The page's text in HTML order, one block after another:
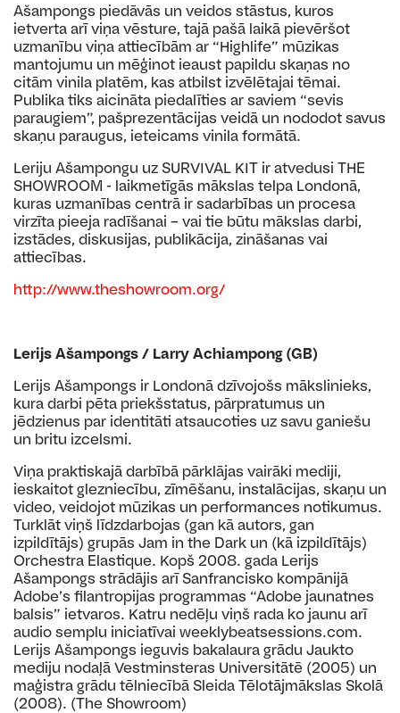
Ašampongs piedāvās un veidos stāstus, kuros
ietverta arī viņa vēsture, tajā pašā laikā pievēršot
uzmanību viņa attiecībām ar “Highlife” mūzikas
mantojumu un mēģinot ieaust papildu skaņas no
citām vinila platēm, kas atbilst izvēlētajai tēmai.
Publika tiks aicināta piedalīties ar saviem “sevis
paraugiem”, pašprezentācijas veidā un nododot savus
skaņu paraugus, ieteicams vinila formātā.
Leriju Ašampongu uz SURVIVAL KIT ir atvedusi THE
SHOWROOM - laikmetīgās mākslas telpa Londonā,
kuras uzmanības centrā ir sadarbības un procesa
virzīta pieeja radīšanai – vai tie būtu mākslas darbi,
izstādes, diskusijas, publikācija, zināšanas vai
attiecības.
http://www.theshowroom.org/
Lerijs Ašampongs / Larry Achiampong (GB)
Lerijs Ašampongs ir Londonā dzīvojošs mākslinieks,
kura darbi pēta priekšstatus, pārpratumus un
jēdzienus par identitāti atsaucoties uz savu ganiešu
un britu izcelsmi.
Viņa praktiskajā darbībā pārklājas vairāki mediji,
ieskaitot glezniecību, zīmēšanu, instalācijas, skaņu un
video, veidojot mūzikas un performances notikumus.
Turklāt viņš līdzdarbojas (gan kā autors, gan
izpildītājs) grupās Jam in the Dark un (kā izpildītājs)
Orchestra Elastique. Kopš 2008. gada Lerijs
Ašampongs strādājis arī Sanfrancisko kompānijā
Adobe’s filantropijas programmas “Adobe jaunatnes
balsis” ietvaros. Katru nedēļu viņš rada ko jaunu arī
audio semplu iniciatīvai weeklybeatsessions.com.
Lerijs Ašampongs ieguvis bakalaura grādu Jaukto
mediju nodaļā Vestminsteras Universitātē (2005) un
maģistra grādu tēlniecībā Sleida Tēlotājmākslas Skolā
(2008). (The Showroom)